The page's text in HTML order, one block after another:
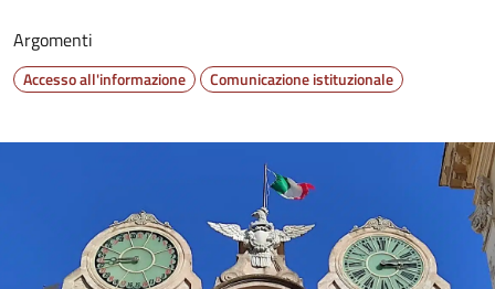
Argomenti
Accesso all'informazione Comunicazione istituzionale